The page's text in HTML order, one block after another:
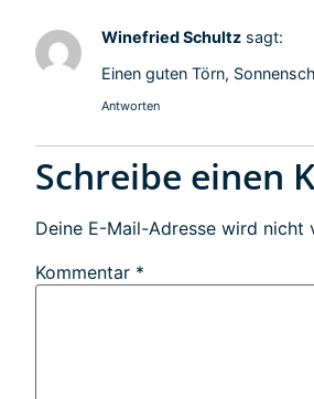
Winefried Schultz sagt:
Einen guten Törn,
Antworten
Schreibe einen
Deine E-Mail-Adresse wird nicht
Kommentar *